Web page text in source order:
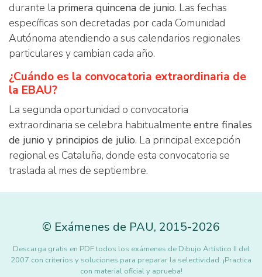
durante la primera quincena de junio. Las fechas
específicas son decretadas por cada Comunidad
Autónoma atendiendo a sus calendarios regionales
particulares y cambian cada año.
¿Cuándo es la convocatoria extraordinaria de
la EBAU?
La segunda oportunidad o convocatoria
extraordinaria se celebra habitualmente entre finales
de junio y principios de julio. La principal excepción
regional es Cataluña, donde esta convocatoria se
traslada al mes de septiembre.
© Exámenes de PAU, 2015-2026
Descarga gratis en PDF todos los exámenes de Dibujo Artístico II del
2007 con criterios y soluciones para preparar la selectividad. ¡Practica
con material oficial y aprueba!